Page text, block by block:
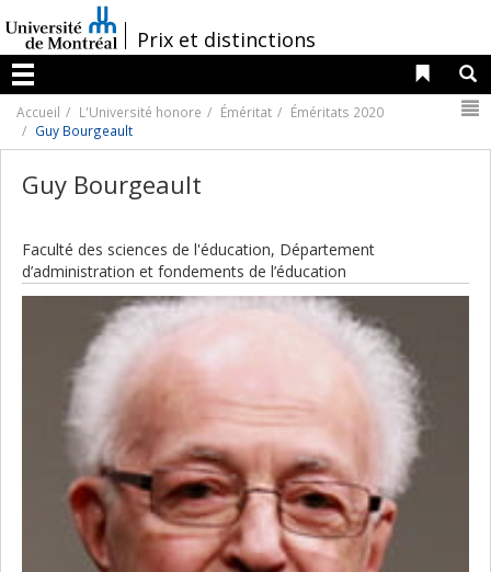
au
contenu
/Prix et distinctions
Menu
Liens
Accueil L'Université honore Éméritat
Éméritats 2020
Guy Bourgeault
Guy Bourgeault
Faculté des sciences de l'éducation, Département
d’administration et fondements de l’éducation